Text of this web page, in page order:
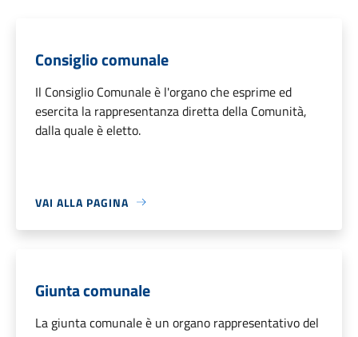
Consiglio comunale
Il Consiglio Comunale è l'organo che esprime ed
esercita la rappresentanza diretta della Comunità,
dalla quale è eletto.
VAI ALLA PAGINA
Giunta comunale
La giunta comunale è un organo rappresentativo del